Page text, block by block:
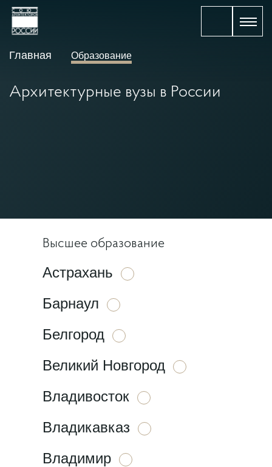
Главная Образование
Архитектурные вузы в России
Высшее образование
Астрахань
Барнаул
Белгород
Великий Новгород
Владивосток
Владикавказ
Владимир